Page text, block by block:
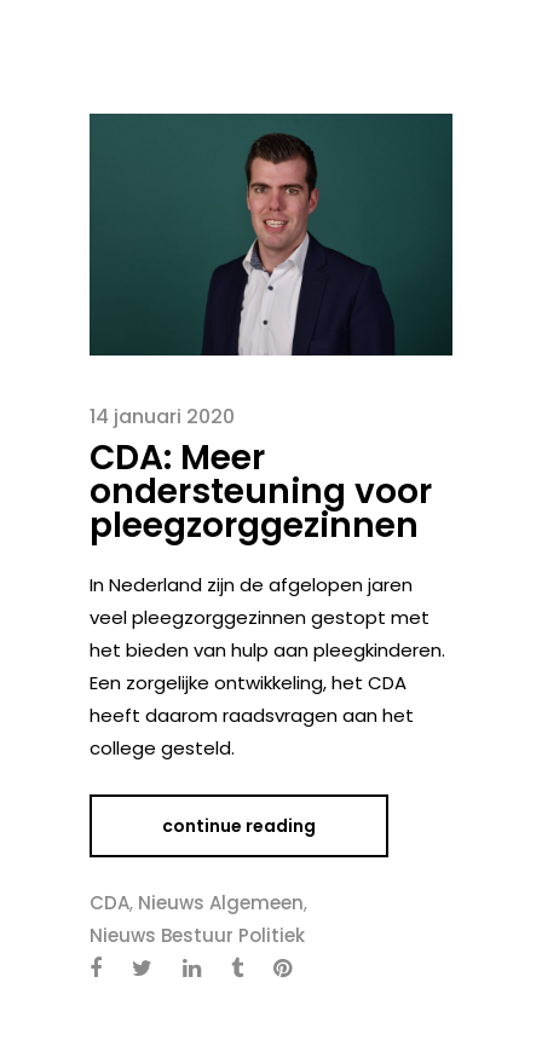
14 januari 2020
CDA: Meer
ondersteuning voor
pleegzorggezinnen
In Nederland zijn de afgelopen jaren
veel pleegzorggezinnen gestopt met
het bieden van hulp aan pleegkinderen.
Een zorgelijke ontwikkeling, het CDA
heeft daarom raadsvragen aan het
college gesteld.
continue reading
CDA, Nieuws Algemeen,
Nieuws Bestuur Politiek